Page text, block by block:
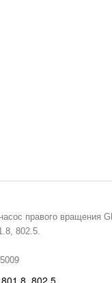
правого вращения
802.5.
801.8 802.5